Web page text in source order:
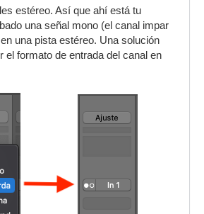
estéreo. Así que ahí está tu
una señal mono (el canal impar
una pista estéreo. Una solución
el formato de entrada del canal en